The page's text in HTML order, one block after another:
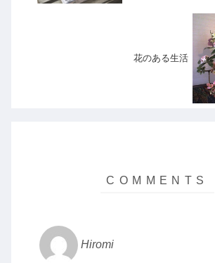
花のある生活
Hiromi